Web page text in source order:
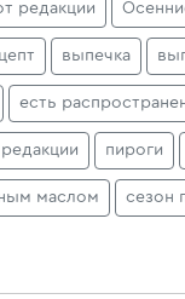
редакции
выпечка
есть
пироги
маслом сезон